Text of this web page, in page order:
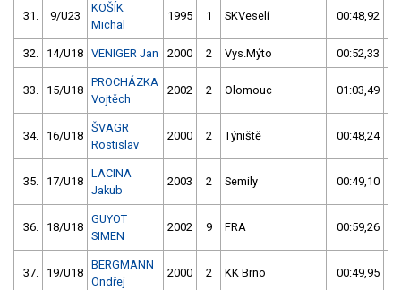
31. 9/U23
KOŠÍK
Michal
1995 1 SKVeselí 00:48,92
32. 14/U18 VENIGER Jan 2000 2 Vys.Mýto 00:52,33
33. 15/U18
PROCHÁZKA
Vojtěch
2002 2 Olomouc 01:03,49
34. 16/U18
ŠVAGR
Rostislav
2000 2 Týniště 00:48,24
35. 17/U18
LACINA
Jakub
2003 2 Semily 00:49,10
36. 18/U18
GUYOT
SIMEN
2002 9 FRA 00:59,26
37. 19/U18
BERGMANN
Ondřej
2000 2 KK Brno 00:49,95